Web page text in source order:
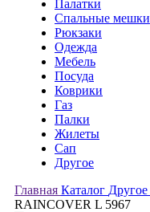
Палатки
Спальные мешки
Рюкзаки
Одежда
Мебель
Посуда
Коврики
Газ
Палки
Жилеты
Сап
Другое
Главная Каталог Другое
RAINCOVER L 5967